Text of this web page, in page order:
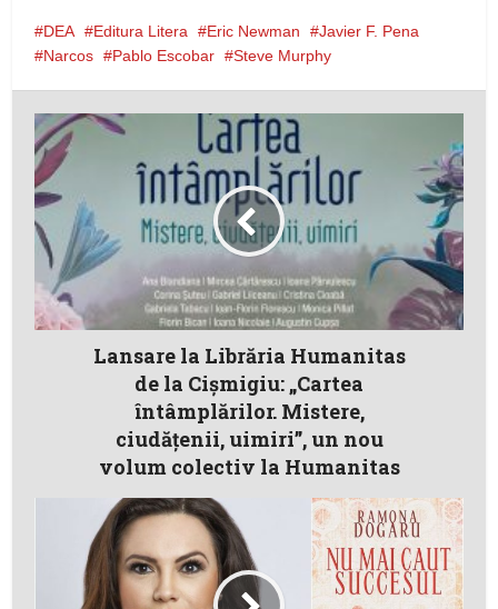
DEA Editura Litera Eric Newman
Javier F. Pena
Narcos
Pablo Escobar Steve Murphy
Lansare la Librăria Humanitas
de la Cișmigiu: „Cartea
întâmplărilor. Mistere,
ciudățenii, uimiri”, un nou
volum colectiv la Humanitas